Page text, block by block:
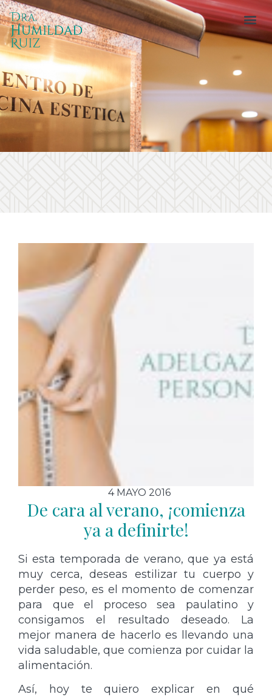
4 MAYO 2016
De cara al verano, ¡comienza
ya a definirte!
Si esta temporada de verano, que ya está
muy cerca, deseas estilizar tu cuerpo y
perder peso, es el momento de comenzar
para que el proceso sea paulatino y
consigamos el resultado deseado. La
mejor manera de hacerlo es llevando una
vida saludable, que comienza por cuidar la
alimentación.
Así, hoy te quiero explicar en qué